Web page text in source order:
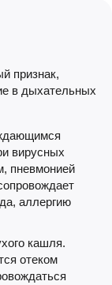
признак,
в дыхательных
вирусных
пневмонией
аллергию
кашля.
отеком